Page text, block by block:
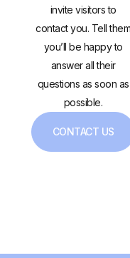
invite visitors to
contact you. Tell them
you’ll be happy to
answer all their
questions as soon as
possible.
CONTACT US